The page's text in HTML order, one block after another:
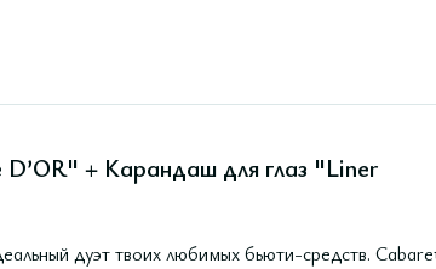
+ Карандаш для глаз "Liner
дуэт твоих любимых бьюти-средств.